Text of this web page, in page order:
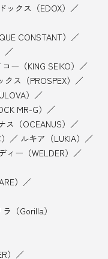
ックス（EDOX）
CONSTANT）
ー（KING SEIKO）
ス（PROSPEX）
）
MR-G）
ス（OCEANUS）
ルキア（LUKIA）
ー（WELDER）
）
ラ（Gorilla）
）